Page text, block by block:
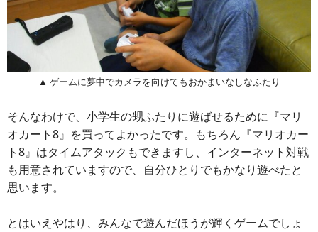
▲ ゲームに夢中でカメラを向けてもおかまいなしなふたり
そんなわけで、小学生の甥ふたりに遊ばせるために『マリ
オカート8』を買ってよかったです。もちろん『マリオカー
ト8』はタイムアタックもできますし、インターネット対戦
も用意されていますので、自分ひとりでもかなり遊べたと
思います。
とはいえやはり、みんなで遊んだほうが輝くゲームでしょ